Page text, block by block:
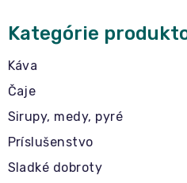
Kategórie
Káva
Čaje
Sirupy, medy, pyré
Príslušenstvo
Sladké dobroty